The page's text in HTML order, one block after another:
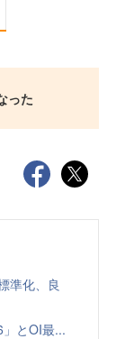
った
準化、良
とOI最...